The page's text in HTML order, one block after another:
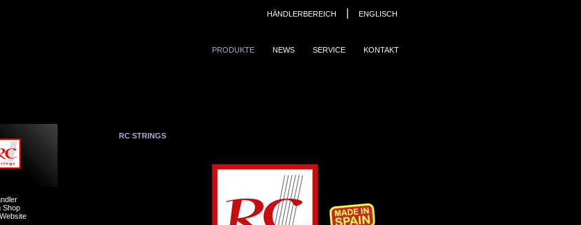
PRODUKTE NEWS SERVICE KONTAKT
HÄNDLERBEREICH ENGLISCH
Shop
RC STRINGS